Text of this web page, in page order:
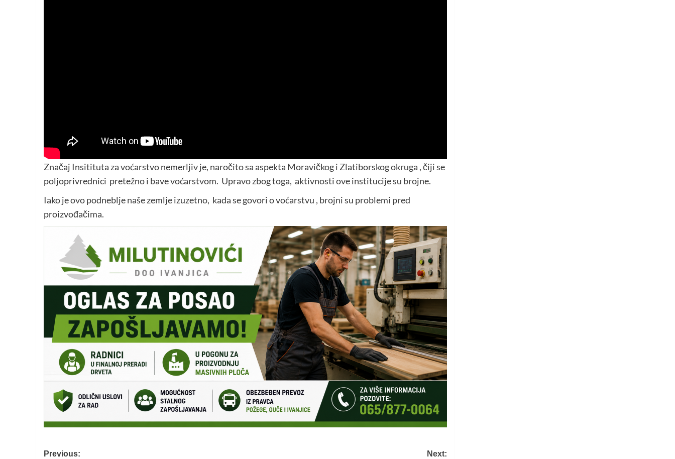
Značaj Insitituta za voćarstvo nemerljiv je, naročito sa aspekta Moravičkog i Zlatiborskog okruga , čiji se
poljoprivrednici pretežno i bave voćarstvom. Upravo zbog toga, aktivnosti ove institucije su brojne.
Iako je ovo podneblje naše zemlje izuzetno, kada se govori o voćarstvu , brojni su problemi pred
proizvođačima.
Post
Previous:
Next: